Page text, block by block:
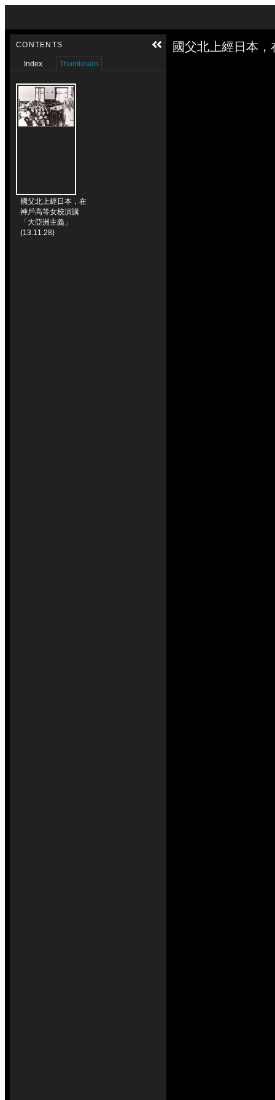
Media Viewer
國父北上經日本
CONTENTS
Index Thumbnails
國父北上經日本，在
神戶高等女校演講
「大亞洲主義」
(13.11.28)